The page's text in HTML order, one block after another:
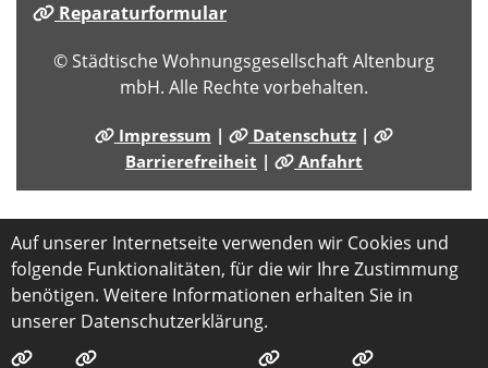
Reparaturformular
© Städtische Wohnungsgesellschaft Altenburg
mbH. Alle Rechte vorbehalten.
Impressum | Datenschutz |
Barrierefreiheit | Anfahrt
Auf unserer Internetseite verwenden wir Cookies und
folgende Funktionalitäten, für die wir Ihre Zustimmung
benötigen. Weitere Informationen erhalten Sie in
unserer Datenschutzerklärung.